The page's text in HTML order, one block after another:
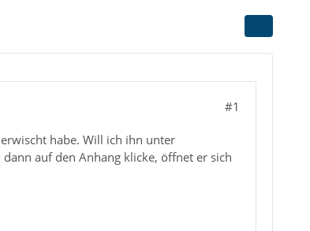
#1
habe. Will ich ihn unter
auf den Anhang klicke, öffnet er sich